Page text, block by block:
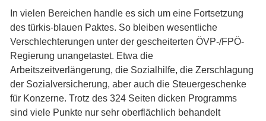
In vielen Bereichen handle es sich um eine Fortsetzung
des türkis-blauen Paktes. So bleiben wesentliche
Verschlechterungen unter der gescheiterten ÖVP-/FPÖ-
Regierung unangetastet. Etwa die
Arbeitszeitverlängerung, die Sozialhilfe, die Zerschlagung
der Sozialversicherung, aber auch die Steuergeschenke
für Konzerne. Trotz des 324 Seiten dicken Programms
sind viele Punkte nur sehr oberflächlich behandelt